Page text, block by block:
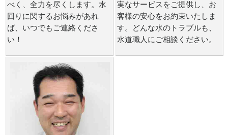
べく、全力を尽くします。水
回りに関するお悩みがあれ
ば、いつでもご連絡くださ
い！
実なサービスをご提供し、お
客様の安心をお約束いたしま
す。どんな水のトラブルも、
水道職人にご相談ください。